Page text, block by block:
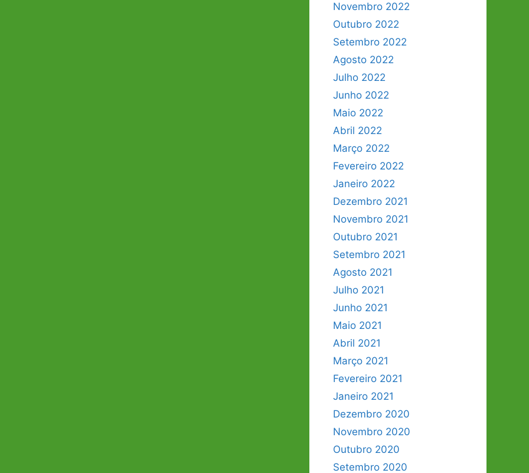
Novembro 2022
Outubro 2022
Setembro 2022
Agosto 2022
Julho 2022
Junho 2022
Maio 2022
Abril 2022
Março 2022
Fevereiro 2022
Janeiro 2022
Dezembro 2021
Novembro 2021
Outubro 2021
Setembro 2021
Agosto 2021
Julho 2021
Junho 2021
Maio 2021
Abril 2021
Março 2021
Fevereiro 2021
Janeiro 2021
Dezembro 2020
Novembro 2020
Outubro 2020
Setembro 2020